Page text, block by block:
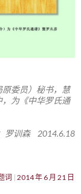
委员）秘书，慧
为《中华罗氏通
罗训森 2014.6.18
词 2014 年 6 月 21 日